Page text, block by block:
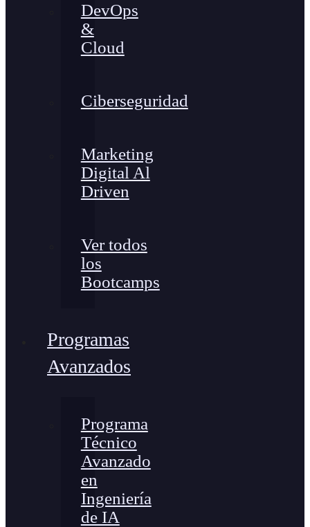
DevOps
&
Cloud
Ciberseguridad
Marketing
Digital Al
Driven
Ver todos
los
Bootcamps
Programas
Avanzados
Programa
Técnico
Avanzado
en
Ingeniería
de IA